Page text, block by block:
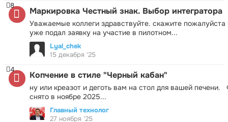
Маркировка Честный знак. Выбор интегратора
Уважаемые коллеги здравствуйте. скажите пожалуйста
уже подал заявку на участие в пилотном...
8
Lyal_chek
15 декабря '25
Копчение в стиле "Черный кабан"
ну или креазот и деготь вам на стол для вашей печени.
снято в ноябре 2025...
4
Главный технолог
27 ноября '25